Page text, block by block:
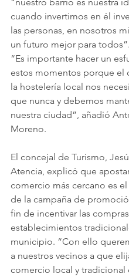
cuando invertimos en él
las personas, en nosotros
un futuro mejor para todos”.
“Es importante hacer un
estos momentos porque el
la hostelería local nos
que nunca y debemos
nuestra ciudad”, añadió
Moreno.
El concejal de Turismo,
Atencia, explicó que
comercio más cercano es
de la campaña de
fin de incentivar las
establecimientos
municipio. “Con ello
a nuestros vecinos a que
comercio local y tradicional